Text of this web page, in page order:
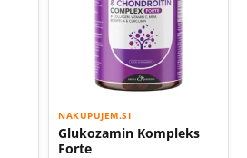
NAKUPUJEM.SI
Glukozamin Kompleks
Forte